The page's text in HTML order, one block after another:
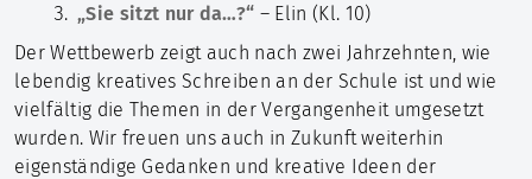
„Sie sitzt nur da…?“ – Elin (Kl. 10)
Der Wettbewerb zeigt auch nach zwei Jahrzehnten, wie
lebendig kreatives Schreiben an der Schule ist und wie
vielfältig die Themen in der Vergangenheit umgesetzt
wurden. Wir freuen uns auch in Zukunft weiterhin
eigenständige Gedanken und kreative Ideen der